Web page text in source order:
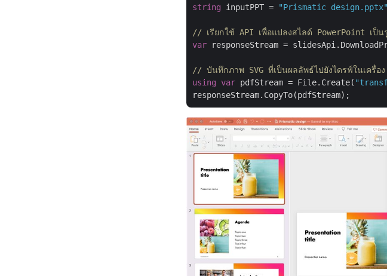
string inputPPT = "Prismatic design.pptx"
// เรียกใช้ API เพื่อแปลงสไลด์ PowerPoint เป็น
var responseStream =
// บันทึกภาพ SVG ที่เป็นผลลัพธ์ไปยังไดรฟ์ในเครื่อง
using
var pdfStream = File.Create(